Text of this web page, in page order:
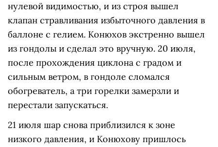
нулевой видимостью, и из строя вышел
клапан стравливания избыточного давления в
баллоне с гелием. Конюхов экстренно вышел
из гондолы и сделал это вручную. 20 июля,
после прохождения циклона с градом и
сильным ветром, в гондоле сломался
обогреватель, а три горелки замерзли и
перестали запускаться.
21 июля шар снова приблизился к зоне
низкого давления, и Конюхову пришлось